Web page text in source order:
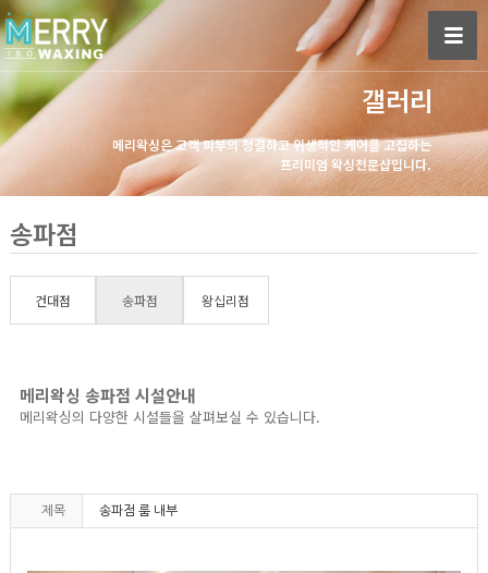
갤러리
메리왁싱은 고객 피부의 청결하고 위생적인 케어를 고집하는
프리미엄 왁싱전문샵입니다.
송파점
건대점 송파점 왕십리점
메리왁싱 송파점 시설안내
메리왁싱의 다양한 시설들을 살펴보실 수 있습니다.
제목 송파점 룸 내부